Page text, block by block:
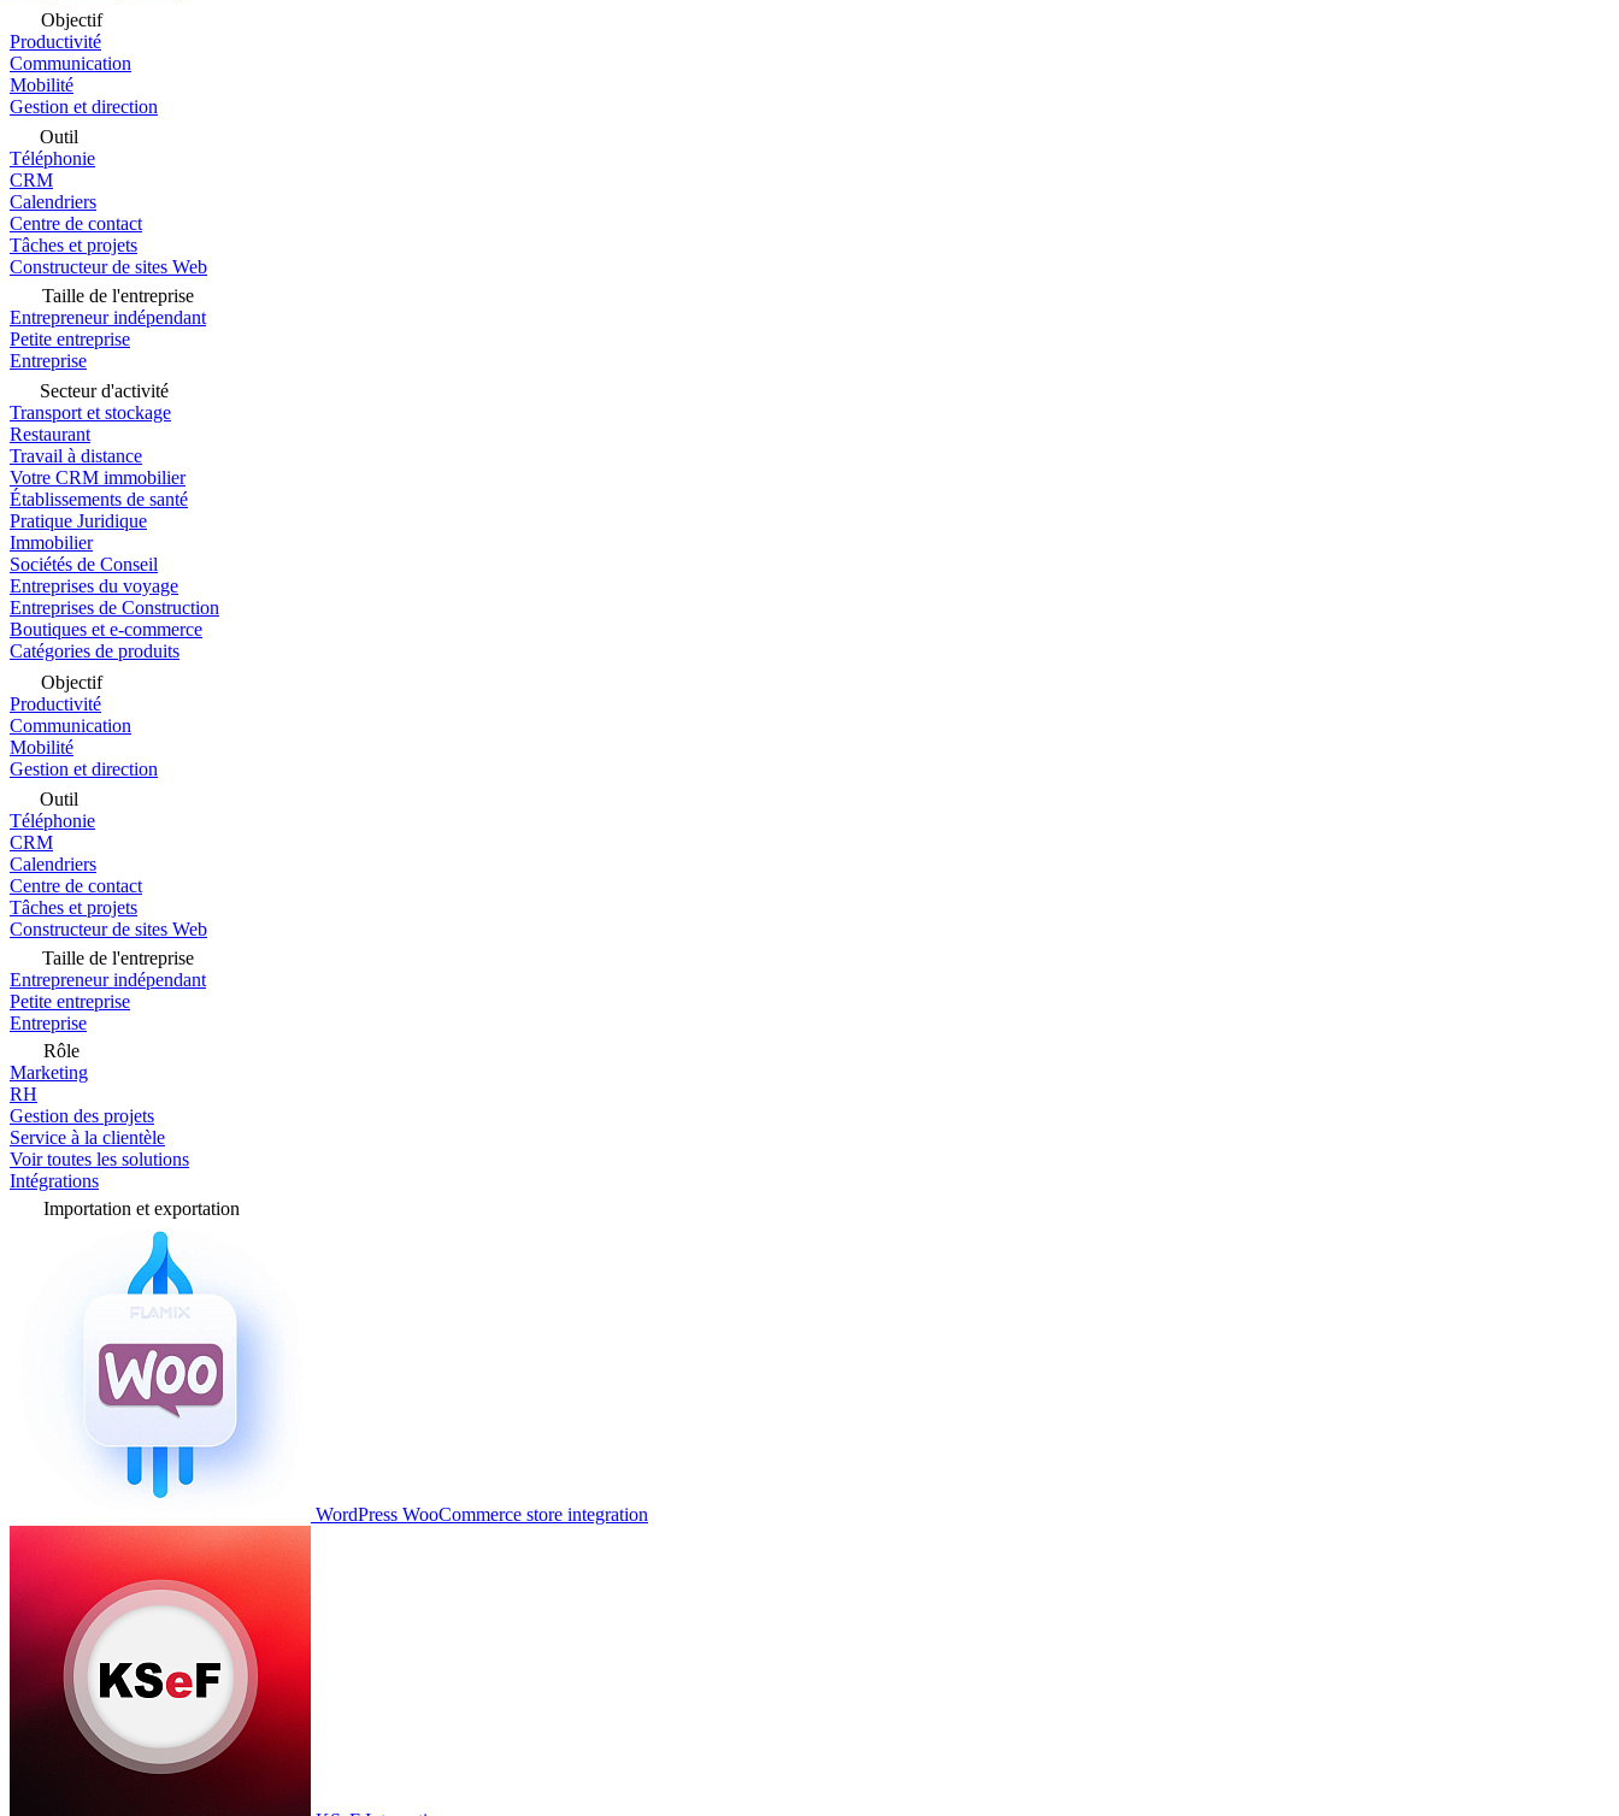
Objectif
Productivité
Communication
Mobilité
Gestion et direction
Outil
Téléphonie
CRM
Calendriers
Centre de contact
Tâches et projets
Constructeur de sites Web
Taille de l'entreprise
Entrepreneur indépendant
Petite entreprise
Entreprise
Secteur d'activité
Transport et stockage
Restaurant
Travail à distance
Votre CRM immobilier
Établissements de santé
Pratique Juridique
Immobilier
Sociétés de Conseil
Entreprises du voyage
Entreprises de Construction
Boutiques et e-commerce
Catégories de produits
Objectif
Productivité
Communication
Mobilité
Gestion et direction
Outil
Téléphonie
CRM
Calendriers
Centre de contact
Tâches et projets
Constructeur de sites Web
Taille de l'entreprise
Entrepreneur indépendant
Petite entreprise
Entreprise
Rôle
Marketing
RH
Gestion des projets
Service à la clientèle
Voir toutes les solutions
Intégrations
Importation et exportation
WordPress WooCommerce store integration